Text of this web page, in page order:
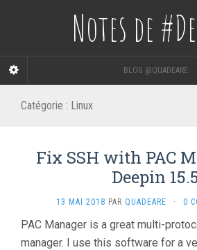
Notes de
BLOG @QUADEARE
Catégorie : Linux
Fix SSH with PAC
Deepin
13 MAI 2018 PAR QUADEARE · 0
PAC Manager is a great multi-
manager. I use this software for a